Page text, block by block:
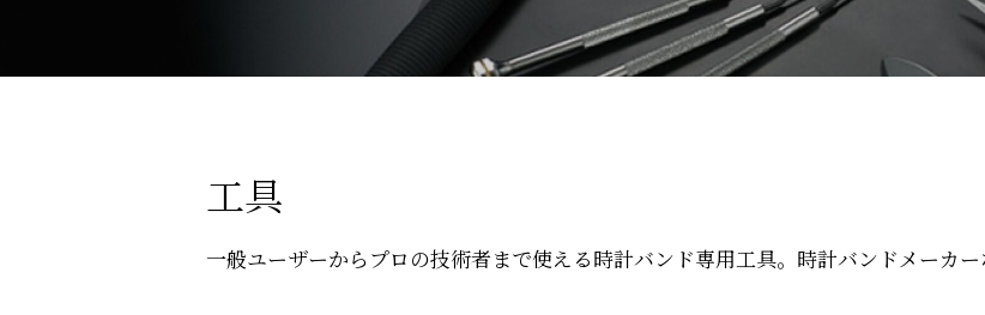
工具
一般ユーザーからプロの技術者まで使える時計バンド専用工具。時計バンドメーカー